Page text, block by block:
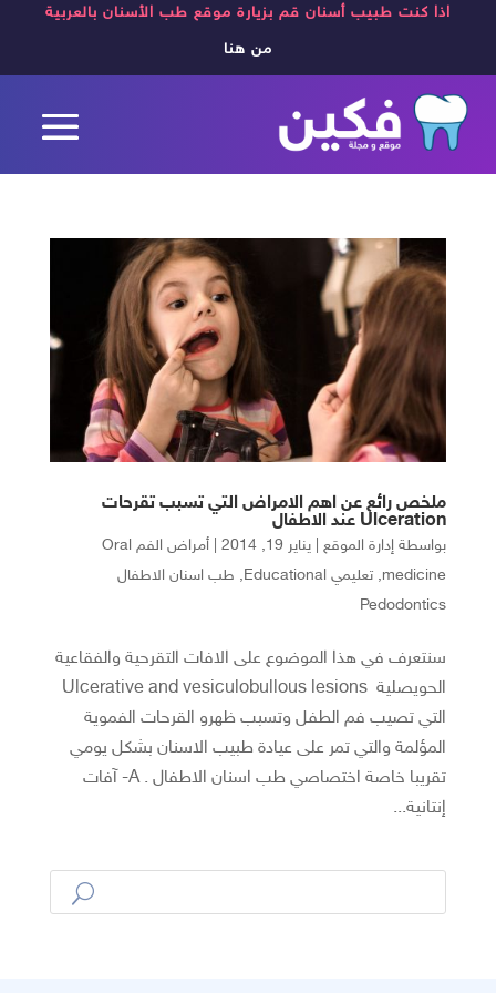
اذا كنت طبيب أسنان قم بزيارة موقع طب الأسنان بالعربية
من هنا
ملخص رائع عن اهم الامراض التي تسبب تقرحات
Ulceration عند الاطفال
بواسطة إدارة الموقع| يناير 19, 2014 |
أمراض الفم Oral
medicine
, تعليمي Educational , طب اسنان الاطفال
Pedodontics
سنتعرف في هذا الموضوع على الافات التقرحية والفقاعية
الحويصلية Ulcerative and vesiculobullous lesions
التي تصيب فم الطفل وتسبب ظهرو القرحات الفموية
المؤلمة والتي تمر على عيادة طبيب الاسنان بشكل يومي
تقريبا خاصة اختصاصي طب اسنان الاطفال . A- آفات
إنتانية...